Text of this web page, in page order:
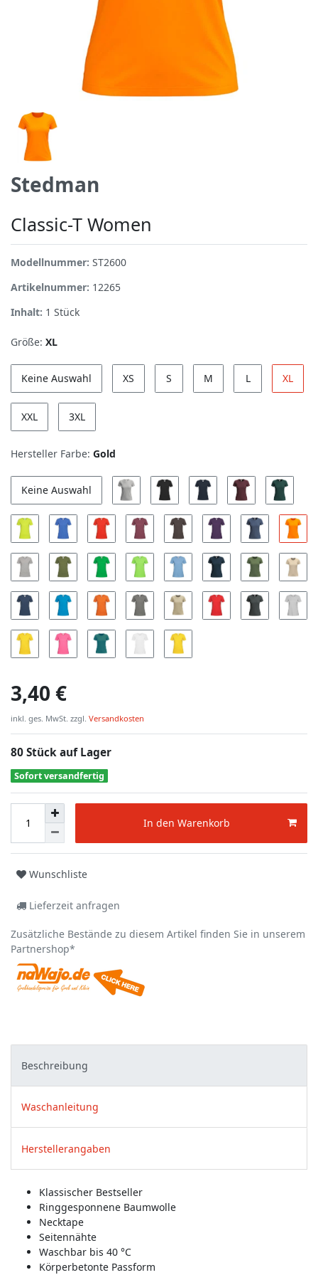
Stedman
Classic-T Women
Modellnummer: ST2600
Artikelnummer: 12265
Inhalt: 1 Stück
Größe: XL
Keine Auswahl XS S M L XL
XXL 3XL
Hersteller Farbe: Gold
Keine Auswahl
3,40 €
inkl. ges. MwSt. zzgl. Versandkosten
80 Stück auf Lager
Sofort versandfertig
In den Warenkorb
Wunschliste
Lieferzeit anfragen
Zusätzliche Bestände zu diesem Artikel finden Sie in unserem
Partnershop*
Beschreibung
Waschanleitung
Herstellerangaben
Klassischer Bestseller
Ringgesponnene Baumwolle
Necktape
Seitennähte
Waschbar bis 40 °C
Körperbetonte Passform